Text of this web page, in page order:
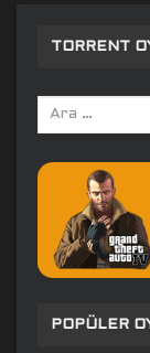
TORRENT
Arama
yap:
POPÜLER